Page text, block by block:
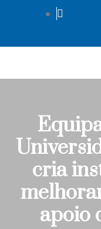
cria
apoio